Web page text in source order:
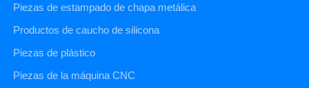
Piezas de estampado de chapa metálica
Productos de caucho de silicona
Piezas de plástico
Piezas de la máquina CNC